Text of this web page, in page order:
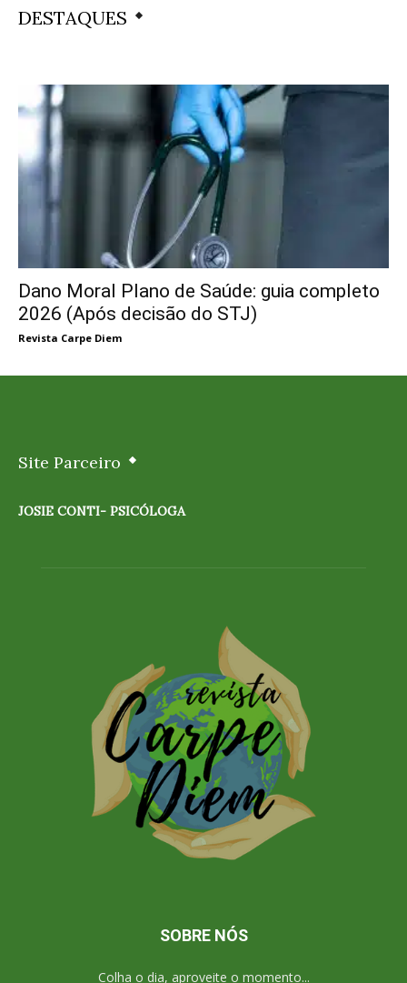
DESTAQUES
Dano Moral Plano de Saúde: guia completo
2026 (Após decisão do STJ)
Revista Carpe Diem
Site Parceiro
JOSIE CONTI- PSICÓLOGA
SOBRE NÓS
Colha o dia, aproveite o momento...